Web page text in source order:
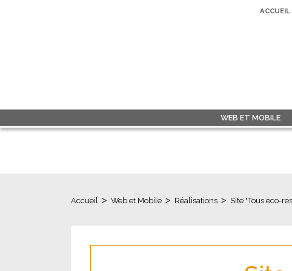
ACCUEIL
WEB ET MOBILE
Accueil > Web et Mobile > Réalisations > Site "Tous eco-